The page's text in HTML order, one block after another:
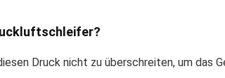
Druck nicht zu überschreiten, um das